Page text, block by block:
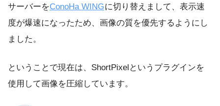
サーバーをConoHa WINGに切り替えまして、表示速
度が爆速になったため、画像の質を優先するようにし
ました。
ということで現在は、ShortPixelというプラグインを
使用して画像を圧縮しています。